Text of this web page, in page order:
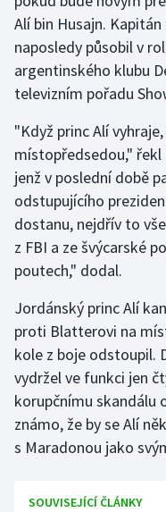
Gymnastika
Házená
Judo
Krasobruslení
Lezení
Moderní pětiboj
Motorsport
Olympijské hry
Parasport
Plavání
Alí bin Husajn.
naposledy působil v
argentinského klubu
televizním pořadu
"Když princ Alí
místopředsedou,"
jenž v poslední době
odstupujícího
dostanu, nejdřív to
z FBI a ze švýcarské
poutech," dodal.
Jordánský princ Alí
proti Blatterovi na
kole z boje odstoupil.
vydržel ve funkci jen
korupčnímu skandálu
známo, že by se Alí
s Maradonou jako
SOUVISEJÍCÍ ČLÁNKY